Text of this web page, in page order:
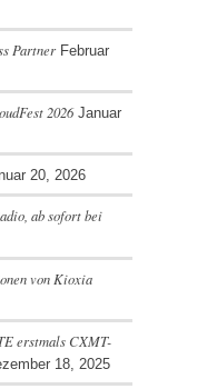
Partner Februar
2026 Januar
20, 2026
ab sofort bei
von Kioxia
erstmals CXMT-
18, 2025